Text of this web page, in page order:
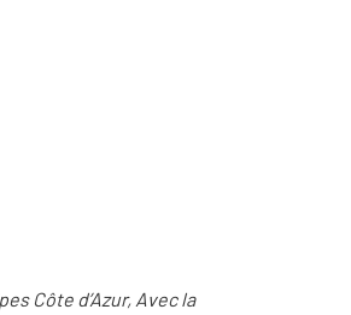
Côte d’Azur, Avec la